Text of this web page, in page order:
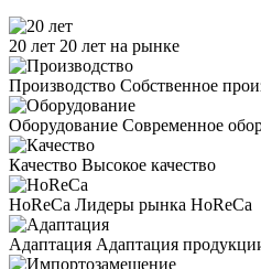
20 лет 20 лет на рынке
Производство Собственное
Оборудование Современное
Качество Высокое качество
HoReCa Лидеры рынка HoReCa
Адаптация Адаптация